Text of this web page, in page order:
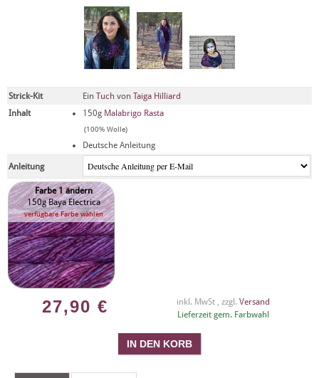
Strick-Kit Ein Tuch von Taiga Hilliard
Inhalt
150g Malabrigo Rasta
(100% Wolle)
Deutsche Anleitung
Anleitung
Farbe 1 ändern
150g Baya Electrica
verfügbare Farbe wählen
27,90 € inkl. MwSt , zzgl. Versand
Lieferzeit gem. Farbwahl